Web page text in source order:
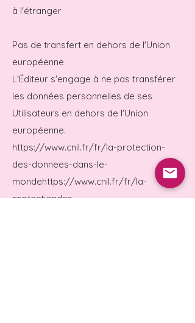
à l'étranger
Pas de transfert en dehors de l'Union
européenne
L'Éditeur s'engage à ne pas transférer
les données personnelles de ses
Utilisateurs en dehors de l'Union
européenne.
https://www.cnil.fr/fr/la-protection-
des-donnees-dans-le-
mondehttps://www.cnil.fr/fr/la-
protectiondes-